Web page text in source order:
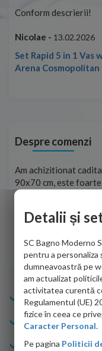
Conform descrierii!
Nicolae - 13.02.2026
Set Rapid 5 in 1 Vas
Arena Cosmopolitan
Despre comenzi
Am achizitionat
90x70 cm, este
de personalul firmei
adus coletul in
Sofrone Viviana -
Info Bagno
Cumparaturi
Suport clienti
Detalii și
SC Bagno Moderno
pentru a personaliza
dumneavoastră pe
am actualizat
activitatea curentă
Regulamentul (UE)
fizice în ceea ce
Caracter Personal.
Pe pagina Politicii